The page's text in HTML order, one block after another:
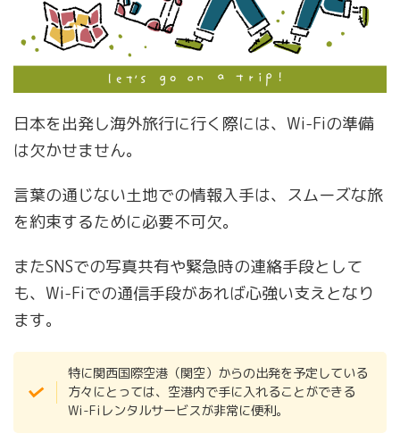
日本を出発し海外旅行に行く際には、Wi-Fiの準備
は欠かせません。
言葉の通じない土地での情報入手は、スムーズな旅
を約束するために必要不可欠。
またSNSでの写真共有や緊急時の連絡手段として
も、Wi-Fiでの通信手段があれば心強い支えとなり
ます。
特に関西国際空港（関空）からの出発を予定している
方々にとっては、空港内で手に入れることができる
Wi-Fiレンタルサービスが非常に便利。